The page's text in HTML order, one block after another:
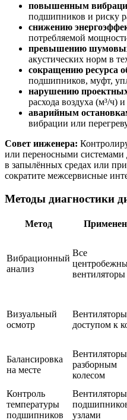
повышенным
подшипников и риску
снижению
потребляемой
превышению
акустических норм в
сокращению ресурса
подшипников, муфт,
нарушению
расхода воздуха (м³/ч)
аварийным
вибрации или
Совет инженера:
или переносными системами
в запылённых средах или
сократите межсервисные
Методы диагностики
Метод
Вибрационный
анализ
Все
вентиляторы
Визуальный
осмотр
доступом к
Балансировка
на месте
разборным
колесом
Контроль
температуры
подшипников
узлами